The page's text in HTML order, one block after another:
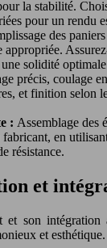
la stabilité.
pour un rendu
des
appropriée.
solidité
précis, coulage
et finition selon
: Assemblage des
en
résistance.
et
son intégration
et esthétique.